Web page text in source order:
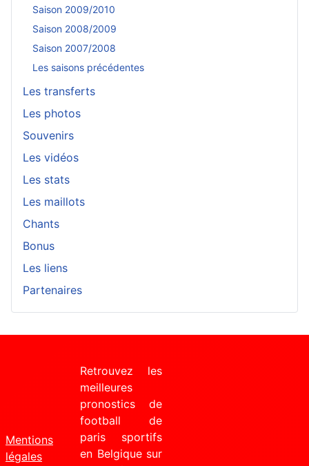
Saison 2009/2010
Saison 2008/2009
Saison 2007/2008
Les saisons précédentes
Les transferts
Les photos
Souvenirs
Les vidéos
Les stats
Les maillots
Chants
Bonus
Les liens
Partenaires
Mentions
légales
Retrouvez les
meilleures
pronostics de
football de
paris sportifs
en Belgique sur